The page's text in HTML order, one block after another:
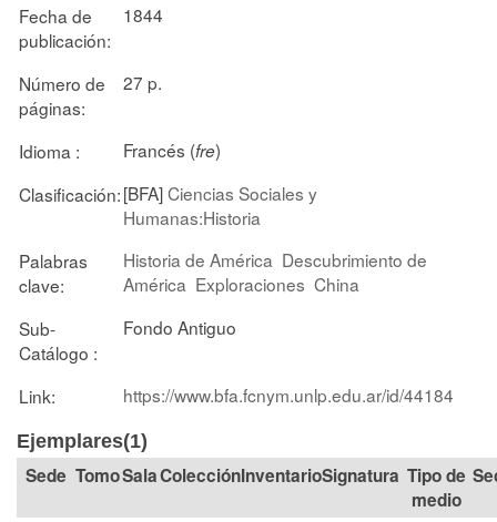
Fecha de
publicación:
1844
Número de
páginas:
27 p.
Idioma : Francés (fre)
Clasificación:[BFA]Ciencias Sociales y
Humanas:Historia
Palabras
clave:
Historia de América Descubrimiento de
América Exploraciones China
Sub-
Catálogo :
Fondo Antiguo
Link: https://www.bfa.fcnym.unlp.edu.ar/id/44184
Ejemplares(1)
TomoSalaColección Signatura Tipo de
medio